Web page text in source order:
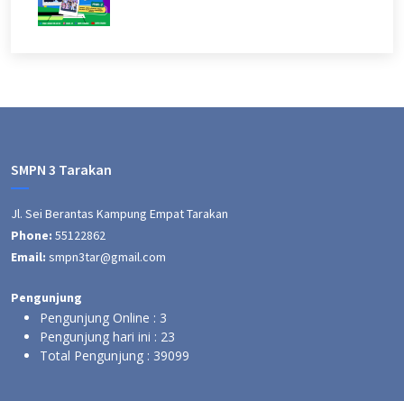
SMPN 3 Tarakan
Jl. Sei Berantas Kampung Empat Tarakan
Phone: 55122862
Email: smpn3tar@gmail.com
Pengunjung
Pengunjung Online : 3
Pengunjung hari ini : 23
Total Pengunjung : 39099